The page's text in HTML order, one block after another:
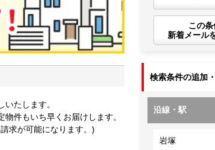
たします。
件もいち早くお届けします。
求が可能になります。)
この
新着メール
検索条件の追加
沿線・駅
岩塚